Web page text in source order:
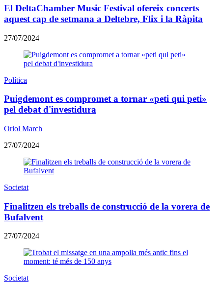
El DeltaChamber Music Festival ofereix concerts
aquest cap de setmana a Deltebre, Flix i la Ràpita
27/07/2024
Política
Puigdemont es compromet a tornar «peti qui peti»
pel debat d'investidura
Oriol March
27/07/2024
Societat
Finalitzen els treballs de construcció de la vorera de
Bufalvent
27/07/2024
Societat